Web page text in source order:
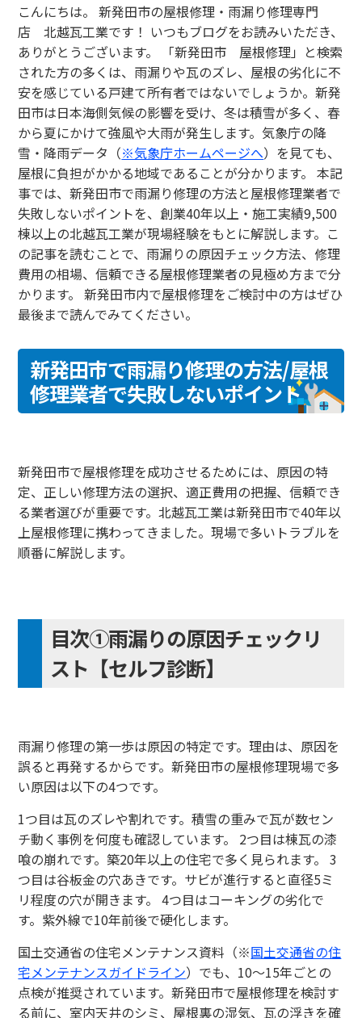
こんにちは。 新発田市の屋根修理・雨漏り修理専門
店 北越瓦工業です！ いつもブログをお読みいただき、
ありがとうございます。 「新発田市 屋根修理」と検索
された方の多くは、雨漏りや瓦のズレ、屋根の劣化に不
安を感じている戸建て所有者ではないでしょうか。新発
田市は日本海側気候の影響を受け、冬は積雪が多く、春
から夏にかけて強風や大雨が発生します。気象庁の降
雪・降雨データ（※気象庁ホームページへ）を見ても、
屋根に負担がかかる地域であることが分かります。 本記
事では、新発田市で雨漏り修理の方法と屋根修理業者で
失敗しないポイントを、創業40年以上・施工実績9,500
棟以上の北越瓦工業が現場経験をもとに解説します。こ
の記事を読むことで、雨漏りの原因チェック方法、修理
費用の相場、信頼できる屋根修理業者の見極め方まで分
かります。 新発田市内で屋根修理をご検討中の方はぜひ
最後まで読んでみてください。
新発田市で雨漏り修理の方法/屋根
修理業者で失敗しないポイント
新発田市で屋根修理を成功させるためには、原因の特
定、正しい修理方法の選択、適正費用の把握、信頼でき
る業者選びが重要です。北越瓦工業は新発田市で40年以
上屋根修理に携わってきました。現場で多いトラブルを
順番に解説します。
目次①雨漏りの原因チェックリ
スト【セルフ診断】
雨漏り修理の第一歩は原因の特定です。理由は、原因を
誤ると再発するからです。新発田市の屋根修理現場で多
い原因は以下の4つです。
1つ目は瓦のズレや割れです。積雪の重みで瓦が数セン
チ動く事例を何度も確認しています。 2つ目は棟瓦の漆
喰の崩れです。築20年以上の住宅で多く見られます。 3
つ目は谷板金の穴あきです。サビが進行すると直径5ミ
リ程度の穴が開きます。 4つ目はコーキングの劣化で
す。紫外線で10年前後で硬化します。
国土交通省の住宅メンテナンス資料（※国土交通省の住
宅メンテナンスガイドライン）でも、10〜15年ごとの
点検が推奨されています。新発田市で屋根修理を検討す
る前に、室内天井のシミ、屋根裏の湿気、瓦の浮きを確